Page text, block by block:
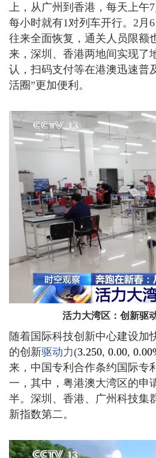
上，从广州到香港，每天上午
每小时就有1对列车开行。2月
往来全面恢复，通关人员限额
来，深圳、香港两地间实现了
认，扫码支付等在港澳迅速普
活圈”更加便利。
活力大湾区：创新驱
随着国际科技创新中心建设加
的创新驱动力(3.250, 0.00,
来，中国专利合作条约国际专
一，其中，粤港澳大湾区的申
半。深圳、香港、广州科技集
新指数第二。